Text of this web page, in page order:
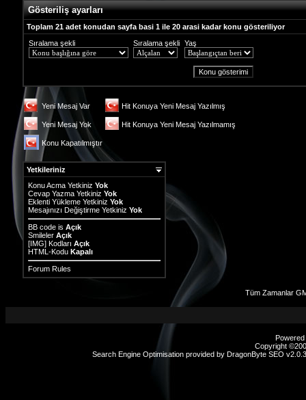
Gösteriliş ayarları
Toplam 21 adet konudan sayfa basi 1 ile 20 arasi kadar konu gösteriliyor
Sıralama şekli
Sıralama şekli Yaş
Yeni Mesaj Var Hit Konuya Yeni Mesaj Yazılmış
Yeni Mesaj Yok Hit Konuya Yeni Mesaj Yazılmamış
Konu Kapatılmıştır
Yetkileriniz
Konu Acma Yetkiniz Yok
Cevap Yazma Yetkiniz Yok
Eklenti Yükleme Yetkiniz Yok
Mesajınızı Değiştirme Yetkiniz Yok
BB code is Açık
Smileler Açık
[IMG] Kodları Açık
HTML-Kodu Kapalı
Forum Rules
Tüm Zamanlar
Copyright
Search Engine Optimisation provided by DragonByte SEO